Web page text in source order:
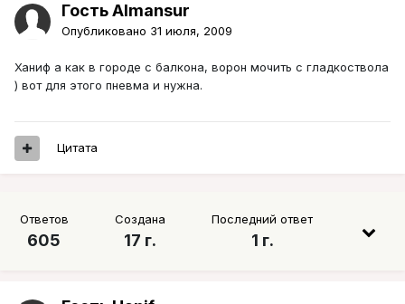
Гость Almansur
Опубликовано 31 июля, 2009
Ханиф а как в городе с балкона, ворон мочить с гладкоствола
) вот для этого пневма и нужна.
Цитата
Ответов
605
Создана
17 г.
Последний ответ
1 г.